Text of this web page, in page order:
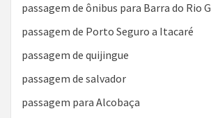
passagem de ônibus para Barra do Rio
passagem de Porto Seguro a Itacaré
passagem de quijingue
passagem de salvador
passagem para Alcobaça